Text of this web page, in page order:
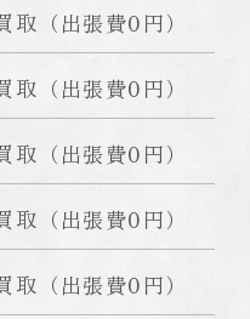
東京店
取（出張費0円）
取（出張費0円）
取（出張費0円）
取（出張費0円）
取（出張費0円）